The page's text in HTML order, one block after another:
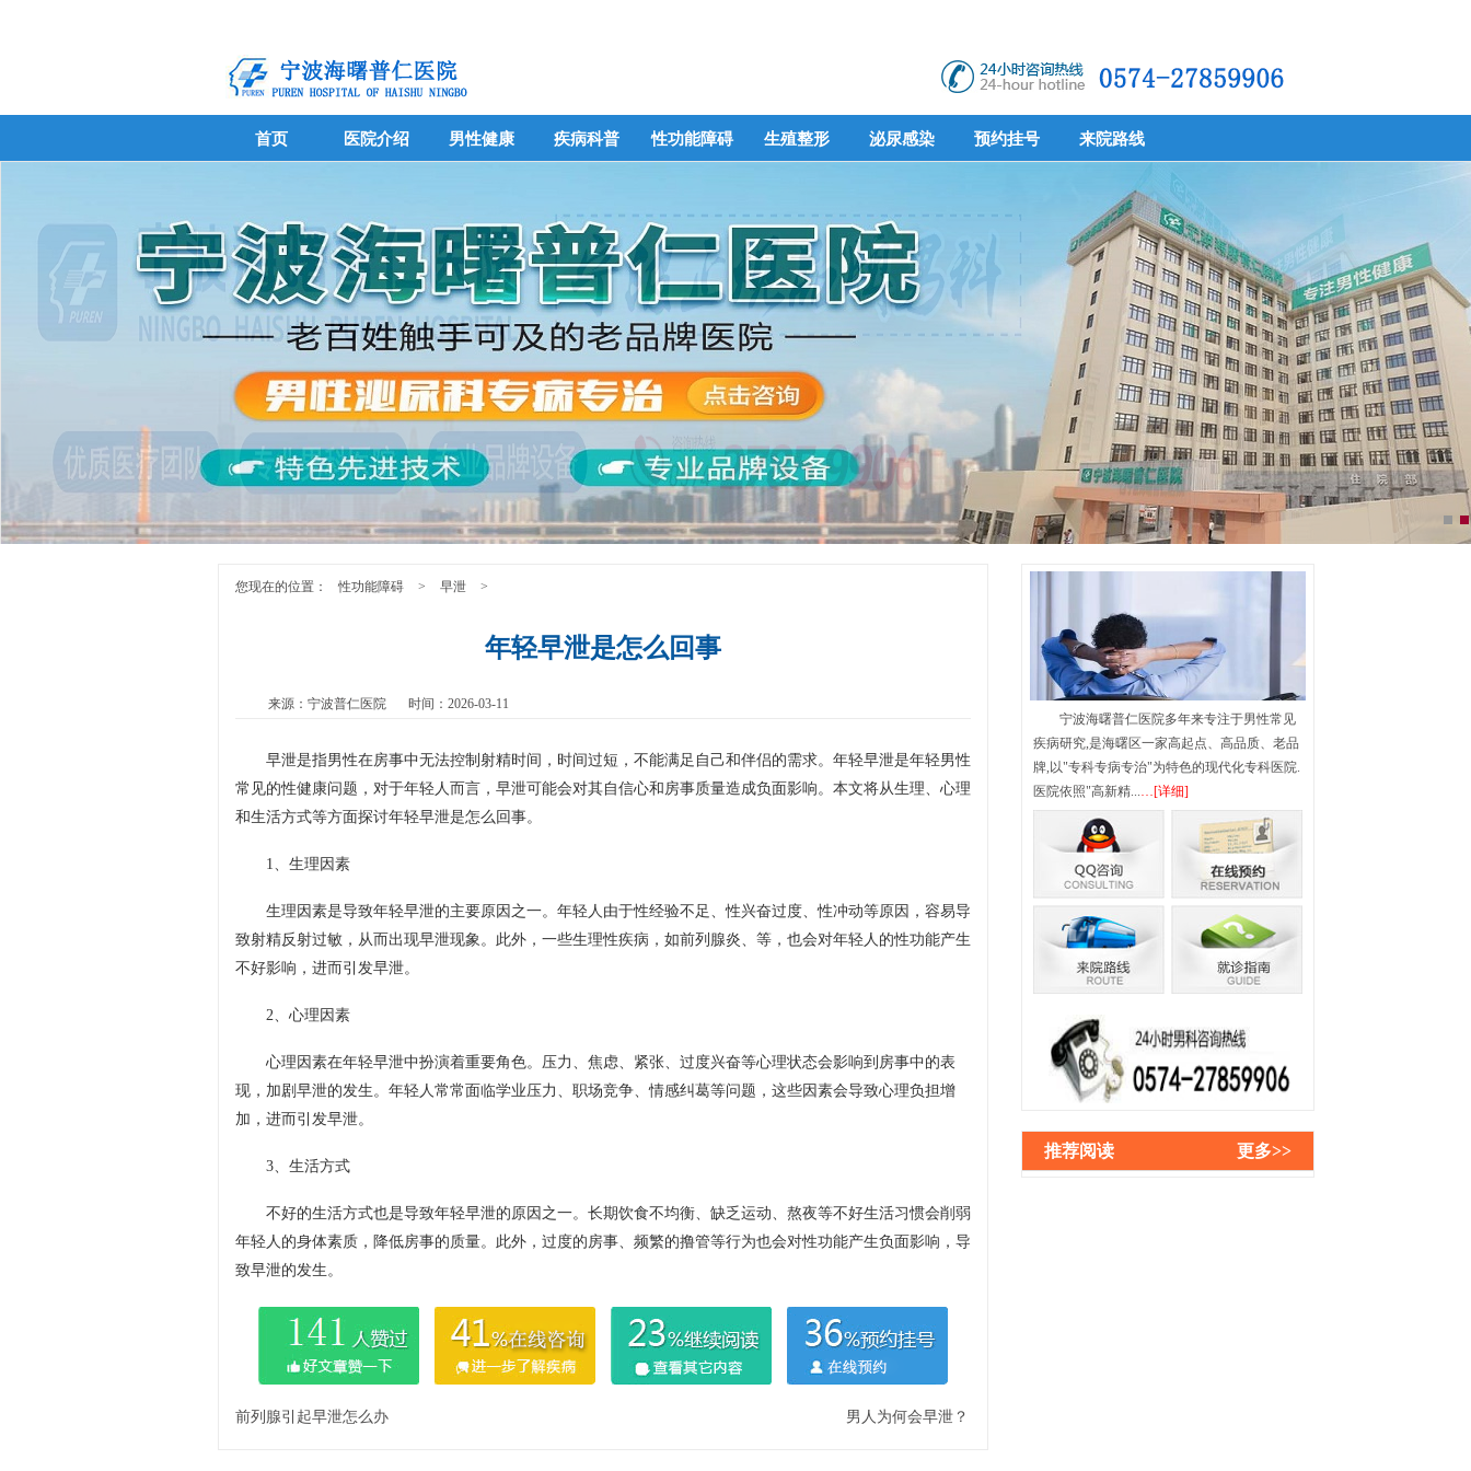
首页 医院介绍 男性健康 疾病科普 性功能障碍 生殖整形 泌尿感染 预约挂号 来院路线
来院路线
您现在的位置： 性功能障碍 > 早泄 >
年轻早泄是怎么回事
来源：宁波普仁医院 时间：2026-03-11
早泄是指男性在房事中无法控制射精时间，时间过短，不能满足自己和伴侣的需求。年轻早泄是年轻男性
常见的性健康问题，对于年轻人而言，早泄可能会对其自信心和房事质量造成负面影响。本文将从生理、心理
和生活方式等方面探讨年轻早泄是怎么回事。
1、生理因素
生理因素是导致年轻早泄的主要原因之一。年轻人由于性经验不足、性兴奋过度、性冲动等原因，容易导
致射精反射过敏，从而出现早泄现象。此外，一些生理性疾病，如前列腺炎、等，也会对年轻人的性功能产生
不好影响，进而引发早泄。
2、心理因素
心理因素在年轻早泄中扮演着重要角色。压力、焦虑、紧张、过度兴奋等心理状态会影响到房事中的表
现，加剧早泄的发生。年轻人常常面临学业压力、职场竞争、情感纠葛等问题，这些因素会导致心理负担增
加，进而引发早泄。
3、生活方式
不好的生活方式也是导致年轻早泄的原因之一。长期饮食不均衡、缺乏运动、熬夜等不好生活习惯会削弱
年轻人的身体素质，降低房事的质量。此外，过度的房事、频繁的撸管等行为也会对性功能产生负面影响，导
致早泄的发生。
前列腺引起早泄怎么办 男人为何会早泄？
宁波海曙普仁医院多年来专注于男性常见
疾病研究,是海曙区一家高起点、高品质、老品
牌,以"专科专病专治"为特色的现代化专科医院.
医院依照"高新精...…[详细]
推荐阅读 更多>>